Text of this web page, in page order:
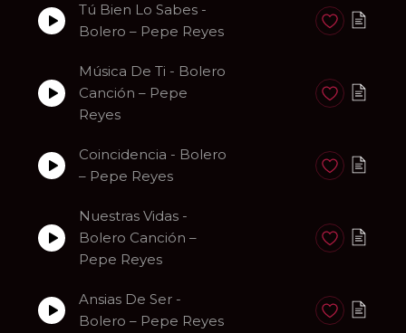
Tú Bien Lo Sabes -
Bolero – Pepe Reyes
Anadir a
Música De Ti - Bolero
Canción – Pepe
Reyes
Anadir a
Coincidencia - Bolero
– Pepe Reyes
Anadir a
Nuestras Vidas -
Bolero Canción –
Pepe Reyes
Anadir a
Ansias De Ser -
Bolero – Pepe Reyes
Anadir a